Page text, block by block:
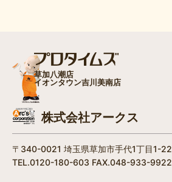
草加八潮店
イオンタウン吉川美南店
株式会社アークス
〒340-0021 埼玉県草加市手代1丁目1-22
TEL.0120-180-603 FAX.048-933-9922